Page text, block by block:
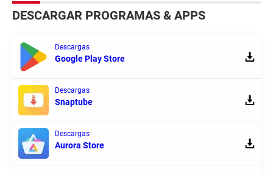
DESCARGAR PROGRAMAS & APPS
Descargas
Google Play Store
Descargas
Snaptube
Descargas
Aurora Store